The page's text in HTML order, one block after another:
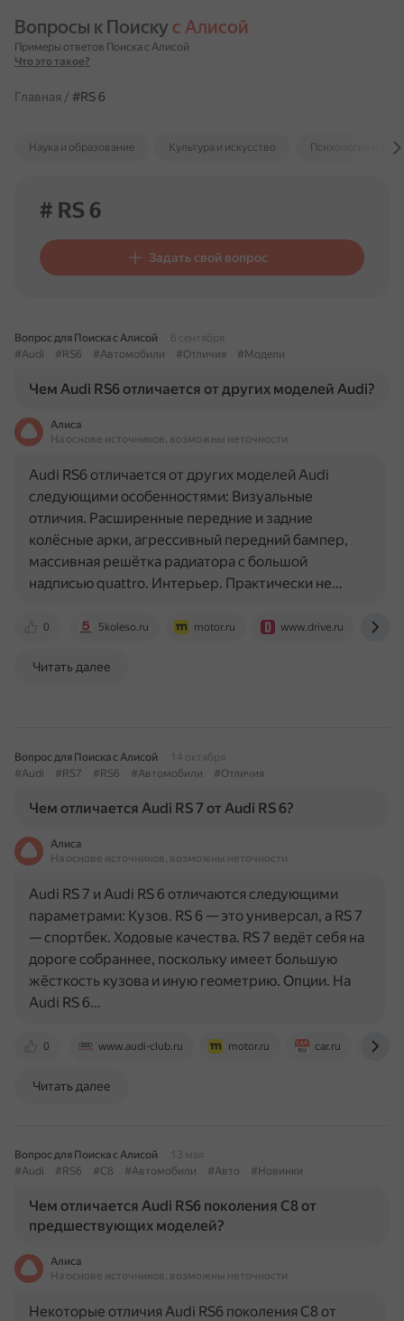
Вопросы к Поиску с Алисой
Примеры ответов Поиска с Алисой
Что это такое?
Главная / #RS 6
Наука и образование Культура и искусство Психология и
# RS 6
Задать свой вопрос
Вопрос для Поиска с Алисой
6 сентября
#Audi
#RS6 #Автомобили #Отличия #Модели
Чем Audi RS6 отличается от других моделей Audi?
Алиса
На основе источников, возможны неточности
0 5koleso.ru motor.ru www.drive.ru
Audi RS6 отличается от других моделей Audi
следующими особенностями: Визуальные
отличия. Расширенные передние и задние
колёсные арки, агрессивный передний бампер,
массивная решётка радиатора с большой
надписью quattro. Интерьер. Практически не…
Читать далее
Вопрос для Поиска с Алисой
14 октября
#Audi
#RS7 #RS6 #Автомобили #Отличия
Чем отличается Audi RS 7 от Audi RS 6?
Алиса
На основе источников, возможны неточности
0 www.audi-club.ru motor.ru car.ru
Audi RS 7 и Audi RS 6 отличаются следующими
параметрами: Кузов. RS 6 — это универсал, а RS 7
— спортбек. Ходовые качества. RS 7 ведёт себя на
дороге собраннее, поскольку имеет большую
жёсткость кузова и иную геометрию. Опции. На
Audi RS 6…
Читать далее
Вопрос для Поиска с Алисой
13 мая
#Audi
#RS6 #C8 #Автомобили #Авто #Новинки
Чем отличается Audi RS6 поколения C8 от
предшествующих моделей?
Алиса
На основе источников, возможны неточности
Некоторые отличия Audi RS6 поколения C8 от